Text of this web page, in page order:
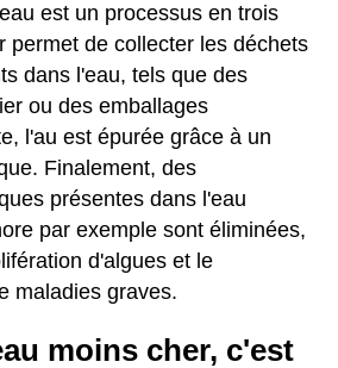
est un processus en trois
permet de collecter les déchets
dans l'eau, tels que des
ou des emballages
l'au est épurée grâce à un
Finalement, des
présentes dans l'eau
par exemple sont éliminées,
d'algues et le
maladies graves.
moins cher, c'est